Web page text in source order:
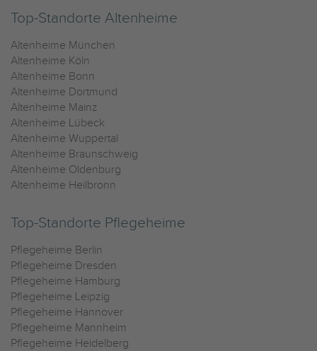
Top-Standorte Altenheime
Altenheime München
Altenheime Köln
Altenheime Bonn
Altenheime Dortmund
Altenheime Mainz
Altenheime Lübeck
Altenheime Wuppertal
Altenheime Braunschweig
Altenheime Oldenburg
Altenheime Heilbronn
Top-Standorte Pflegeheime
Pflegeheime Berlin
Pflegeheime Dresden
Pflegeheime Hamburg
Pflegeheime Leipzig
Pflegeheime Hannover
Pflegeheime Mannheim
Pflegeheime Heidelberg